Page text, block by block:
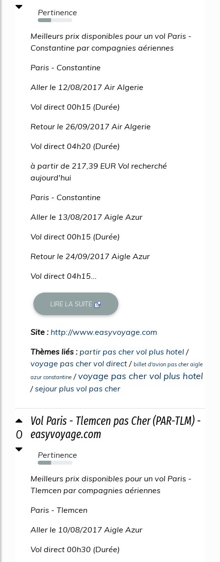
Pertinence
39%
Meilleurs prix disponibles pour un vol Paris -
Constantine par compagnies aériennes
Paris - Constantine
Aller le 12/08/2017 Air Algerie
Vol direct 00h15 (Durée)
Retour le 26/09/2017 Air Algerie
Vol direct 04h20 (Durée)
à partir de 217,39 EUR Vol recherché
aujourd'hui
Paris - Constantine
Aller le 13/08/2017 Aigle Azur
Vol direct 00h15 (Durée)
Retour le 24/09/2017 Aigle Azur
Vol direct 04h15...
LIRE LA SUITE
Site : http://www.easyvoyage.com
Thèmes liés : partir pas cher vol plus hotel /
voyage pas cher vol direct / billet d'avion pas cher aigle
azur constantine /voyage pas cher vol plus hotel
/sejour plus vol pas cher
0
Vol Paris - Tlemcen pas Cher (PAR-TLM) -
easyvoyage.com
Pertinence
38%
Meilleurs prix disponibles pour un vol Paris -
Tlemcen par compagnies aériennes
Paris - Tlemcen
Aller le 10/08/2017 Aigle Azur
Vol direct 00h30 (Durée)